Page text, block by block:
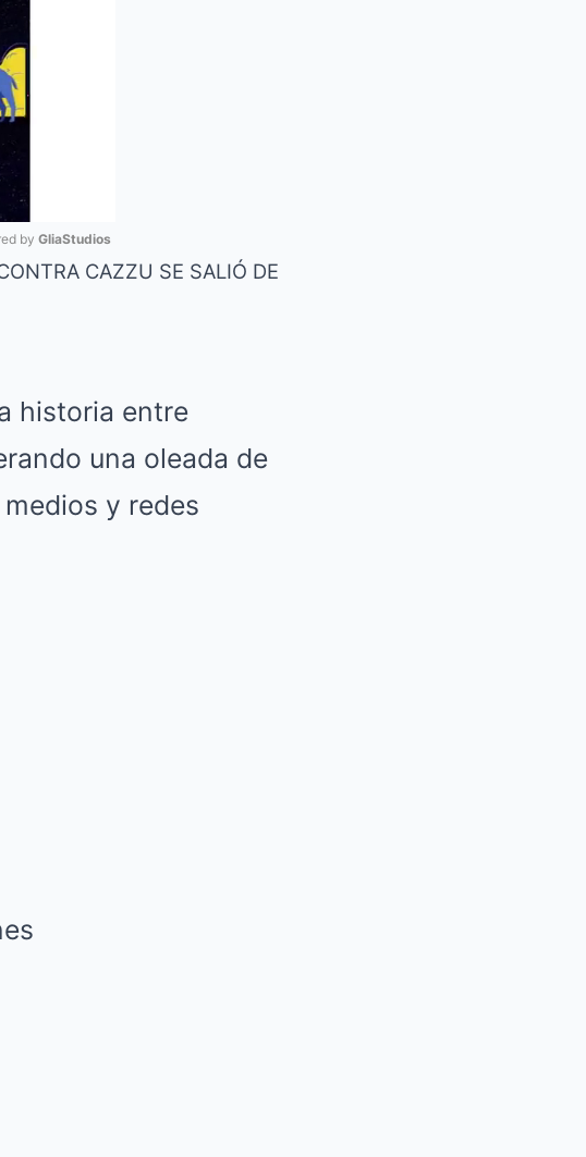
by GliaStudios
CAZZU SE SALIÓ DE
historia entre
una oleada de
y redes